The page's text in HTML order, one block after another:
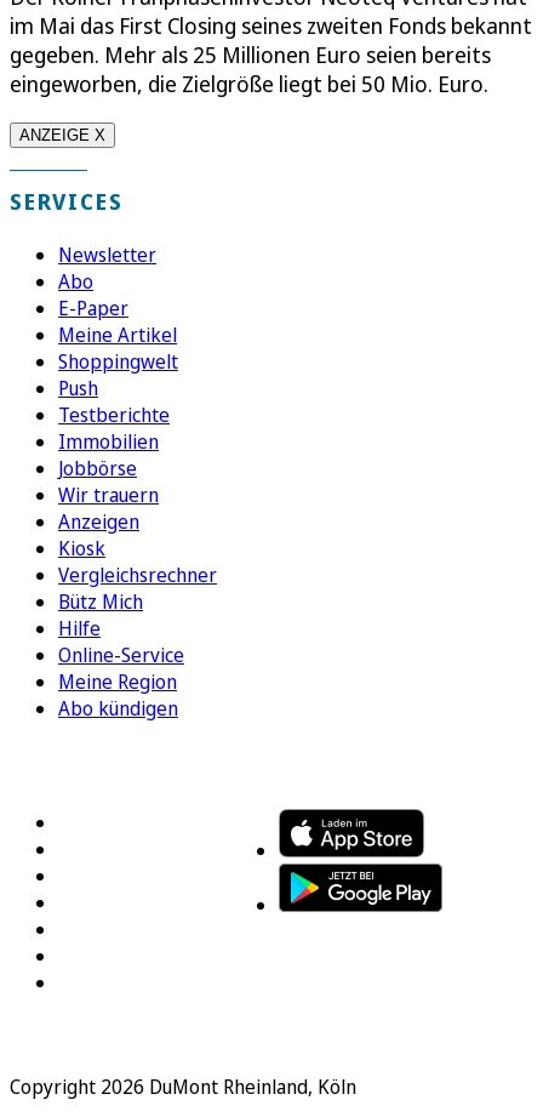
im Mai das First Closing seines zweiten Fonds bekannt
gegeben. Mehr als 25 Millionen Euro seien bereits
eingeworben, die Zielgröße liegt bei 50 Mio. Euro.
ANZEIGE X
SERVICES
Newsletter
Abo
E-Paper
Meine Artikel
Shoppingwelt
Push
Testberichte
Immobilien
Jobbörse
Wir trauern
Anzeigen
Kiosk
Vergleichsrechner
Bütz Mich
Hilfe
Online-Service
Meine Region
Abo kündigen
Copyright 2026 DuMont Rheinland, Köln